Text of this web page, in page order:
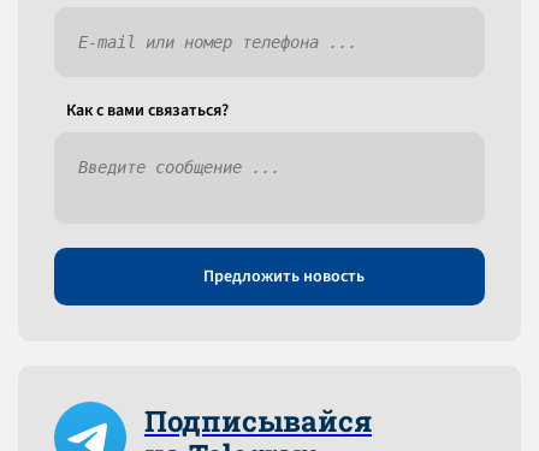
Как c вами связаться?
Предложить новость
Подписывайся